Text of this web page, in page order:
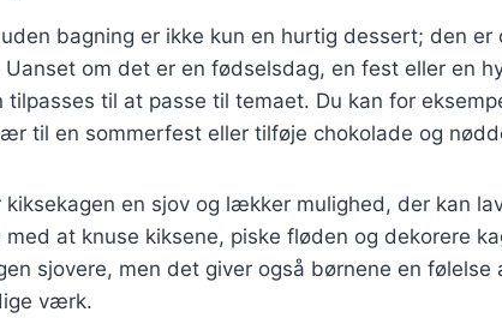
bagning er ikke kun en hurtig dessert; den
Uanset om det er en fødselsdag, en fest eller en
tilpasses til at passe til temaet. Du kan for
til en sommerfest eller tilføje chokolade og
kiksekagen en sjov og lækker mulighed, der kan
at knuse kiksene, piske fløden og dekorere
sjovere, men det giver også børnene en
værk.